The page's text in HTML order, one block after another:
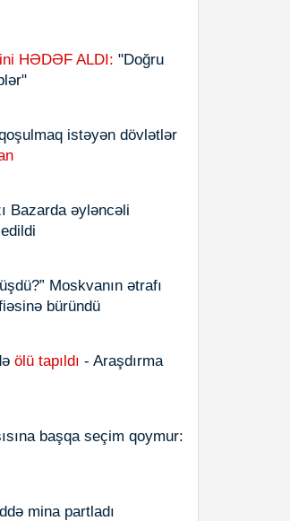
HƏDƏF ALDI: "Doğru
istəyən dövlətlər
Bazarda əyləncəli
Moskvanın ətrafı
büründü
ölü tapıldı - Araşdırma
başqa seçim qoymur:
mina partladı